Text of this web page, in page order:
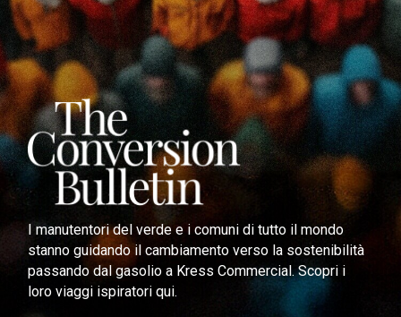
I manutentori del verde e i comuni di tutto il mondo
stanno guidando il cambiamento verso la sostenibilità
passando dal gasolio a Kress Commercial. Scopri i
loro viaggi ispiratori qui.